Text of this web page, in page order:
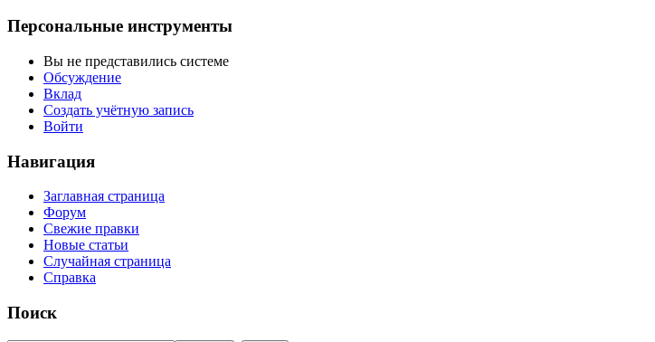
Персональные инструменты
Вы не представились системе
Обсуждение
Вклад
Создать учётную запись
Войти
Навигация
Заглавная страница
Форум
Свежие правки
Новые статьи
Случайная страница
Справка
Поиск